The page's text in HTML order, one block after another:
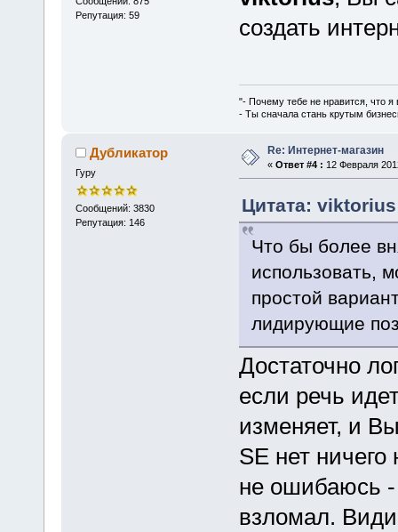
Репутация: 59
создать
"- Почему тебе не нравится, что я
- Ты сначала стань крутым
Дубликатор
Гуру
Сообщений: 3830
Репутация: 146
Re: Интернет-магазин
« Ответ #4 : 12 Февраля
Цитата:
Что бы более
использовать,
простой
лидирующие
Достаточно
если речь
изменяет, и
SE нет
не ошибаюсь -
взломал.